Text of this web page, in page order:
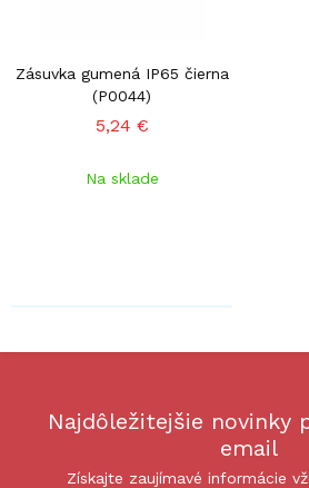
Zásuvka gumená IP65 čierna
(P0044)
5,24 €
Na sklade
Najdôležitejšie novinky
email
Získajte zaujímavé informácie